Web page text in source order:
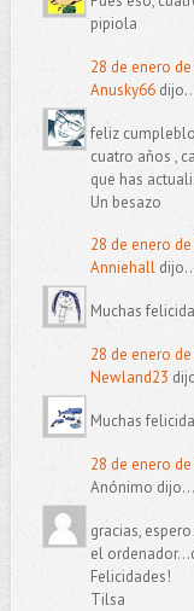
pipiola
28 de enero
Anusky66
feliz
cuatro años ,
que has
Un besazo
28 de enero
Anniehall
Muchas
28 de enero
Newland23
Muchas
28 de enero
Anónimo dijo...
gracias,
el
Felicidades!
Tilsa